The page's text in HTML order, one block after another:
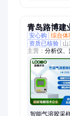
青岛路博建
安心购
综合体
资质已核验
山
主营： 分析仪、
量仪、臭氧计
定仪、传感器
制器、测试仪
智能气溶胶采